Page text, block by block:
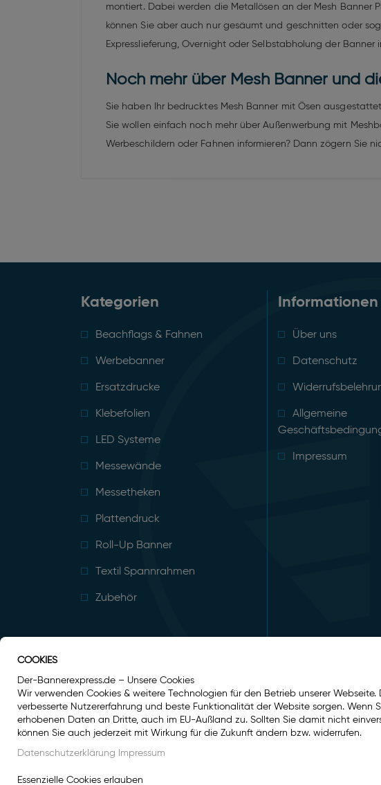
montiert. Dabei werden die Metallösen an der Mesh Banner
können Sie aber auch nur gesäumt und geschnitten oder
Expresslieferung, Overnight oder Selbstabholung der Banner
Noch mehr über Mesh Banner und
Sie haben Ihr bedrucktes Mesh Banner mit Ösen
Sie wollen einfach noch mehr über Außenwerbung mit
Werbeschildern oder Fahnen informieren? Dann zögern Sie
Kategorien
Beachflags & Fahnen
Werbebanner
Ersatzdrucke
Klebefolien
LED Systeme
Messewände
Messetheken
Plattendruck
Roll-Up Banner
Textil Spannrahmen
Zubehör
Informationen
Über uns
Datenschutz
Allgemeine
Impressum
COOKIES
Der-Bannerexpress.de – Unsere Cookies
Wir verwenden Cookies & weitere Technologien für den Betrieb unserer
verbesserte Nutzererfahrung und beste Funktionalität der Website sorgen.
erhobenen Daten an Dritte, auch im EU-Außland zu. Sollten Sie damit nicht
können Sie auch jederzeit mit Wirkung für die Zukunft ändern bzw. widerrufen.
Datenschutzerklärung Impressum
Essenzielle Cookies erlauben